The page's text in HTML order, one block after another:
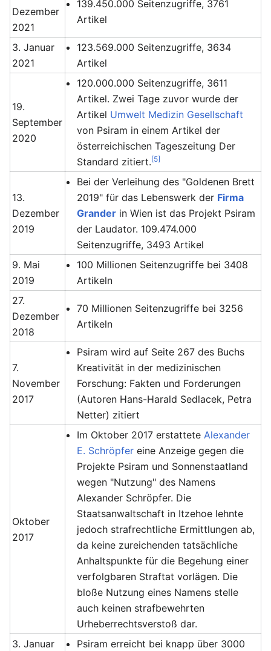
Dezember
2021
139.450.000 Seitenzugriffe, 3761
Artikel
3. Januar
2021
123.569.000 Seitenzugriffe, 3634
Artikel
19.
September
2020
120.000.000 Seitenzugriffe, 3611
Artikel. Zwei Tage zuvor wurde der
Artikel Umwelt Medizin Gesellschaft
von Psiram in einem Artikel der
österreichischen Tageszeitung Der
Standard zitiert.[5]
13.
Dezember
2019
Bei der Verleihung des "Goldenen Brett
2019" für das Lebenswerk der Firma
Grander in Wien ist das Projekt Psiram
der Laudator. 109.474.000
Seitenzugriffe, 3493 Artikel
9. Mai
2019
100 Millionen Seitenzugriffe bei 3408
Artikeln
27.
Dezember
2018
70 Millionen Seitenzugriffe bei 3256
Artikeln
7.
November
2017
Psiram wird auf Seite 267 des Buchs
Kreativität in der medizinischen
Forschung: Fakten und Forderungen
(Autoren Hans-Harald Sedlacek, Petra
Netter) zitiert
Oktober
2017
Im Oktober 2017 erstatteteAlexander
E. Schröpfer eine Anzeige gegen die
Projekte Psiram und Sonnenstaatland
wegen "Nutzung" des Namens
Alexander Schröpfer. Die
Staatsanwaltschaft in Itzehoe lehnte
jedoch strafrechtliche Ermittlungen ab,
da keine zureichenden tatsächliche
Anhaltspunkte für die Begehung einer
verfolgbaren Straftat vorlägen. Die
bloße Nutzung eines Namens stelle
auch keinen strafbewehrten
Urheberrechtsverstoß dar.
3. Januar
Psiram erreicht bei knapp über 3000